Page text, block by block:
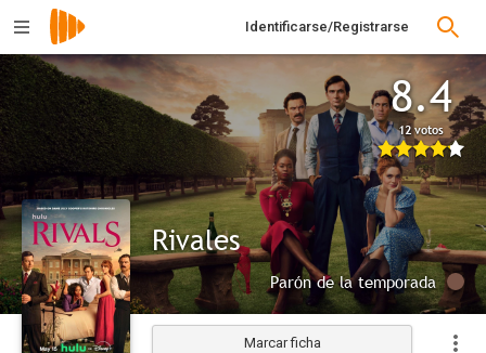
Identificarse/Registrarse
8.4
12 votos
Rivales
Parón de la temporada
Marcar ficha